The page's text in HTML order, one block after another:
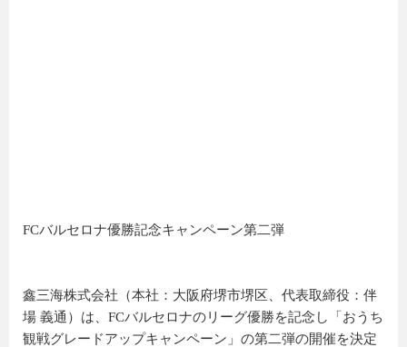
FCバルセロナ優勝記念キャンペーン第二弾
鑫三海株式会社（本社：大阪府堺市堺区、代表取締役：伴
場 義通）は、FCバルセロナのリーグ優勝を記念し「おうち
観戦グレードアップキャンペーン」の第二弾の開催を決定